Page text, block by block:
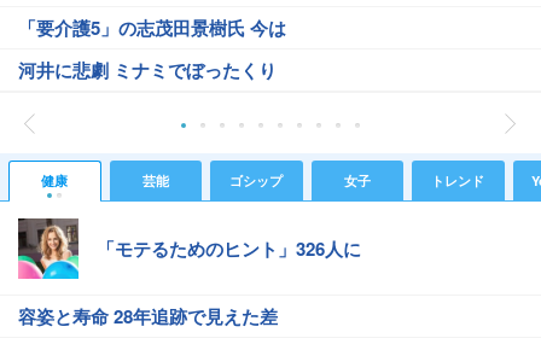
「要介護5」の志茂田景樹氏 今は
河井に悲劇 ミナミでぼったくり
健康 芸能 ゴシップ 女子 トレンド
「モテるためのヒント」326人に
容姿と寿命 28年追跡で見えた差